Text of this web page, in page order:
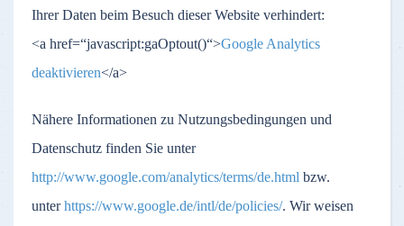
Ihrer Daten beim Besuch dieser Website verhindert:
<a href=“javascript:gaOptout()“>Google Analytics
deaktivieren</a>
Nähere Informationen zu Nutzungsbedingungen und
Datenschutz finden Sie unter
http://www.google.com/analytics/terms/de.html bzw.
unterhttps://www.google.de/intl/de/policies/. Wir weisen